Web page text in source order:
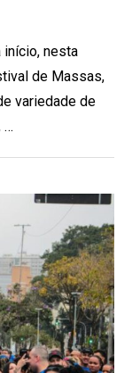
início, nesta
de Massas,
variedade de
…